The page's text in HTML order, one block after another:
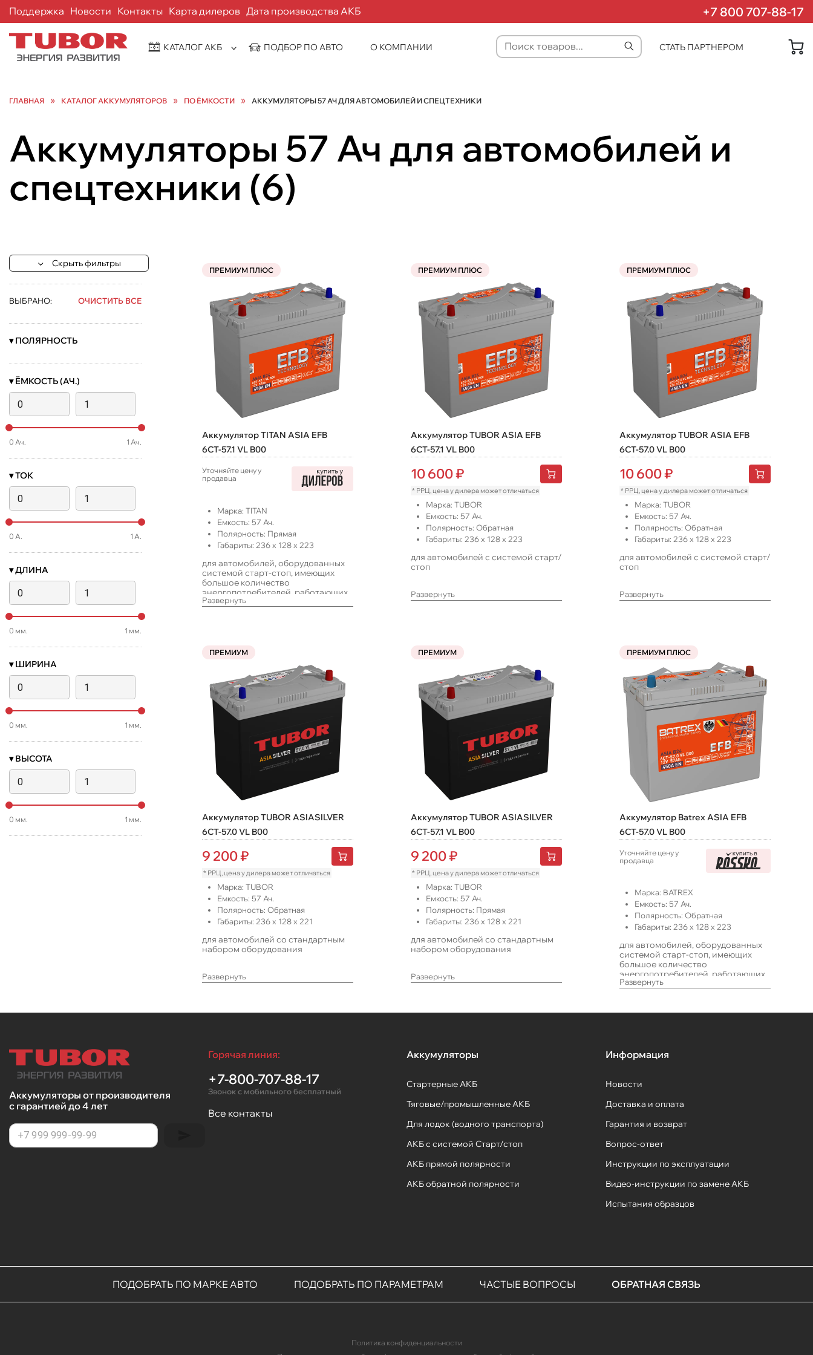
Поддержка Новости Контакты Карта дилеров Дата производства АКБ +7 800 707-88-17
КАТАЛОГ АКБ ПОДБОР ПО АВТО О КОМПАНИИ СТАТЬ ПАРТНЕРОМ
ГЛАВНАЯ » КАТАЛОГ АККУМУЛЯТОРОВ » ПО ЁМКОСТИ » АККУМУЛЯТОРЫ 57 АЧ ДЛЯ АВТОМОБИЛЕЙ И СПЕЦТЕХНИКИ
Аккумуляторы 57 Ач для автомобилей и
спецтехники (6)
Скрыть фильтры
ВЫБРАНО: ОЧИСТИТЬ ВСЕ
▾ ПОЛЯРНОСТЬ
▾ ЁМКОСТЬ (АЧ.)
0 Ач. 1 Ач.
▾ТОК
0 А. 1 А.
▾ДЛИНА
0 мм. 1 мм.
▾ ШИРИНА
0 мм. 1 мм.
▾ ВЫСОТА
0 мм. 1 мм.
ПРЕМИУМ ПЛЮС
Аккумулятор TITAN ASIA EFB
6СТ-57.1 VL B00
Уточняйте цену у
продавца
Марка: TITAN
Емкость: 57 Ач.
Полярность: Прямая
Габариты: 236x 128x 223
для автомобилей, оборудованных
системой старт-стоп, имеющих
большое количество
энергопотребителей, работающих
в такси или с длительными
Развернуть
ПРЕМИУМ ПЛЮС
Аккумулятор TUBOR ASIA EFB
6СТ-57.1 VL B00
10 600₽
* РРЦ, цена у дилера может отличаться
Марка: TUBOR
Емкость: 57 Ач.
Полярность: Обратная
Габариты: 236x 128x 223
для автомобилей с системой старт/
стоп
Развернуть
ПРЕМИУМ ПЛЮС
Аккумулятор TUBOR ASIA EFB
6СТ-57.0 VL B00
10 600₽
* РРЦ, цена у дилера может отличаться
Марка: TUBOR
Емкость: 57 Ач.
Полярность: Обратная
Габариты: 236x 128x 223
для автомобилей с системой старт/
стоп
Развернуть
ПРЕМИУМ
Аккумулятор TUBOR ASIASILVER
6СТ-57.0 VL B00
9 200₽
* РРЦ, цена у дилера может отличаться
Марка: TUBOR
Емкость: 57 Ач.
Полярность: Обратная
Габариты: 236x 128x 221
для автомобилей со стандартным
набором оборудования
Развернуть
ПРЕМИУМ
Аккумулятор TUBOR ASIASILVER
6СТ-57.1 VL B00
9 200₽
* РРЦ, цена у дилера может отличаться
Марка: TUBOR
Емкость: 57 Ач.
Полярность: Прямая
Габариты: 236x 128x 221
для автомобилей со стандартным
набором оборудования
Развернуть
ПРЕМИУМ ПЛЮС
Аккумулятор Batrex ASIA EFB
6СТ-57.0 VL B00
Уточняйте цену у
продавца
Марка: BATREX
Емкость: 57 Ач.
Полярность: Обратная
Габариты: 236x 128x 223
для автомобилей, оборудованных
системой старт-стоп, имеющих
большое количество
энергопотребителей, работающих
в такси или с длительными
Развернуть
Аккумуляторы от производителя
с гарантией до 4 лет
Горячая линия:
+7-800-707-88-17
Звонок с мобильного бесплатный
Все контакты
Аккумуляторы
Стартерные АКБ
Тяговые/промышленные АКБ
Для лодок (водного транспорта)
АКБ с системой Старт/стоп
АКБ прямой полярности
АКБ обратной полярности
Информация
Новости
Доставка и оплата
Гарантия и возврат
Вопрос-ответ
Инструкции по эксплуатации
Видео-инструкции по замене АКБ
Испытания образцов
ПОДОБРАТЬ ПО МАРКЕ АВТО ПОДОБРАТЬ ПО ПАРАМЕТРАМ ЧАСТЫЕ ВОПРОСЫ ОБРАТНАЯ СВЯЗЬ
Политика конфиденциальности